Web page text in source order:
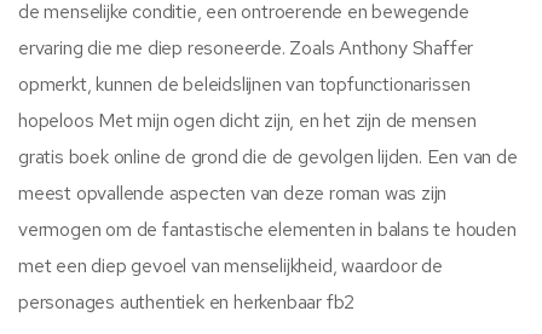
de menselijke conditie, een ontroerende en bewegende
ervaring die me diep resoneerde. Zoals Anthony Shaffer
opmerkt, kunnen de beleidslijnen van topfunctionarissen
hopeloos Met mijn ogen dicht zijn, en het zijn de mensen
gratis boek online de grond die de gevolgen lijden. Een van de
meest opvallende aspecten van deze roman was zijn
vermogen om de fantastische elementen in balans te houden
met een diep gevoel van menselijkheid, waardoor de
personages authentiek en herkenbaar fb2